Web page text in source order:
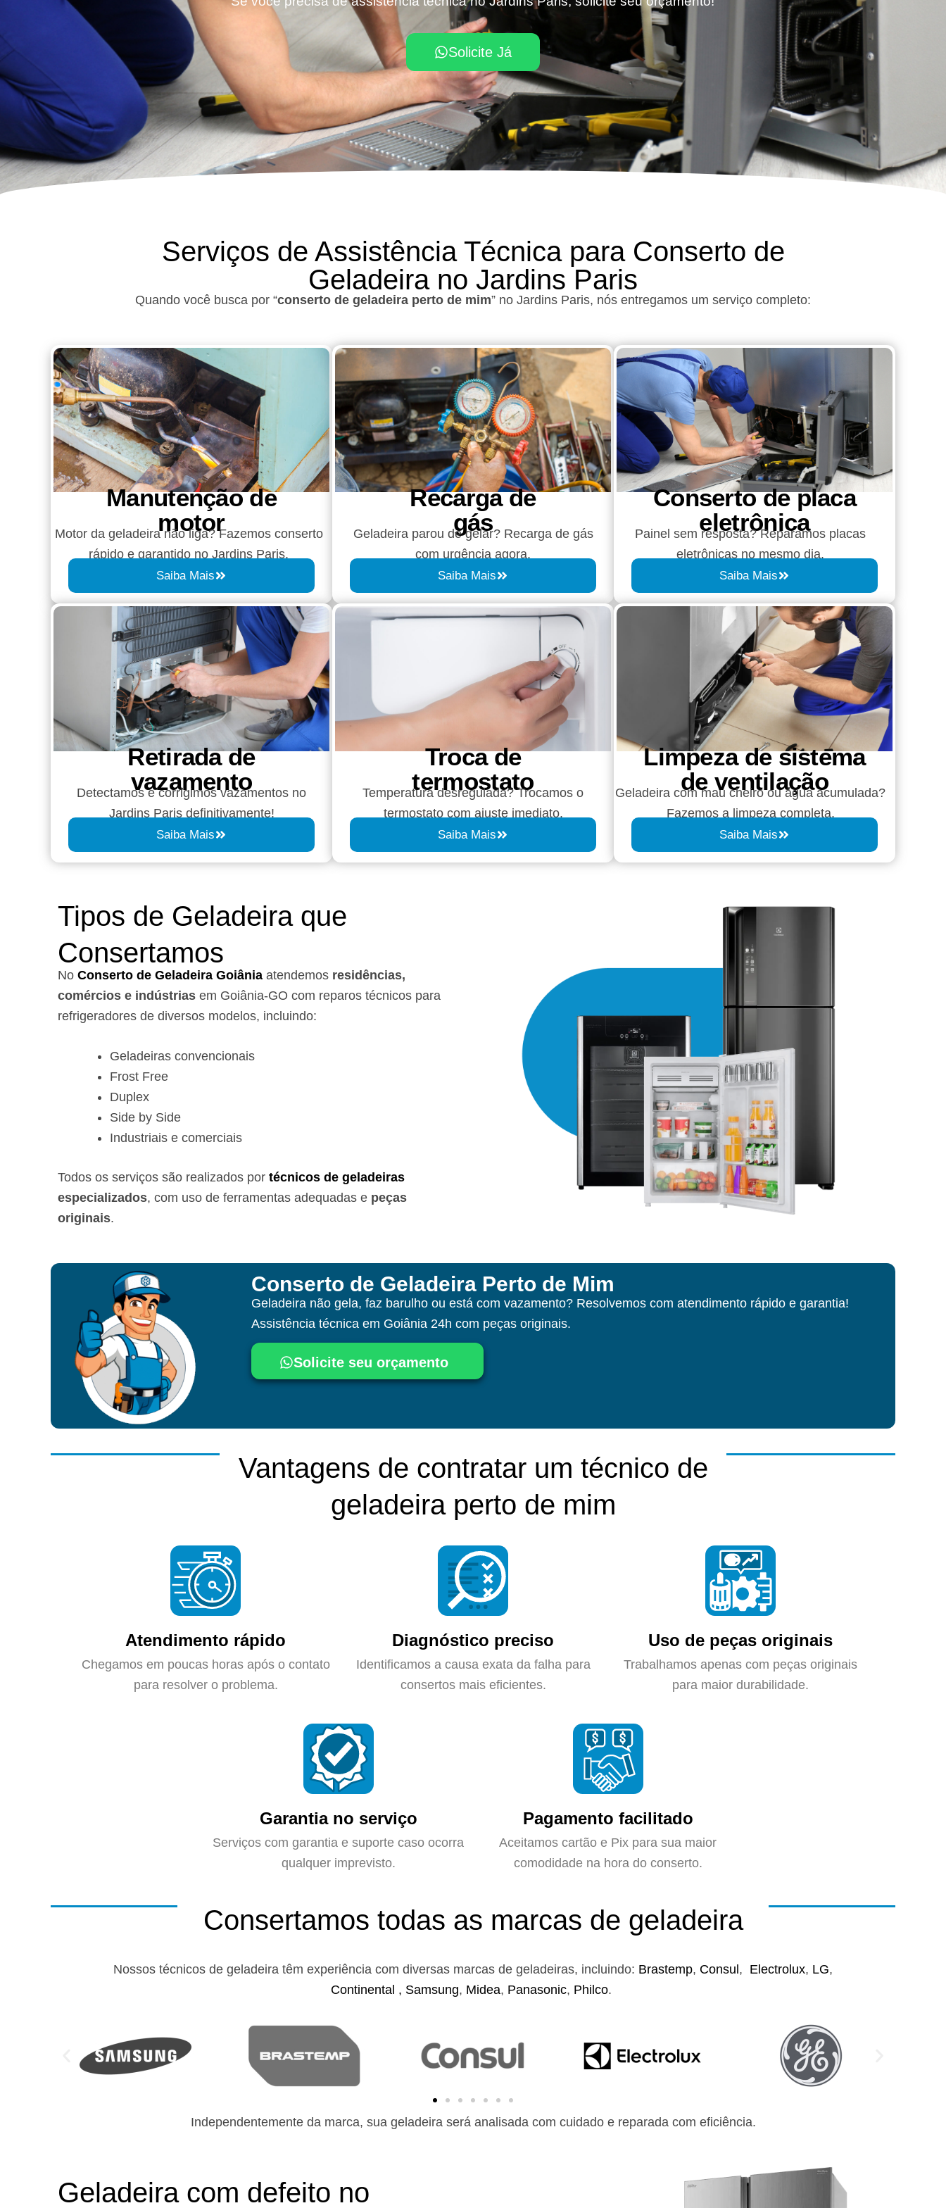
Solicite Já
Serviços de Assistência Técnica para Conserto de
Geladeira no Jardins Paris
Quando você busca por “conserto de geladeira perto de mim” no Jardins Paris, nós entregamos um serviço completo:
Manutenção de
motor
Motor da geladeira não liga? Fazemos conserto
rápido e garantido no Jardins Paris.
Saiba Mais
Recarga de
gás
Geladeira parou de gelar? Recarga de gás
com urgência agora.
Saiba Mais
Conserto de placa
eletrônica
Painel sem resposta? Reparamos placas
eletrônicas no mesmo dia.
Saiba Mais
Retirada de
vazamento​​
Detectamos e corrigimos vazamentos no
Jardins Paris definitivamente!
Saiba Mais
Troca de
termostato
Temperatura desregulada? Trocamos o
termostato com ajuste imediato.
Saiba Mais
Limpeza de sistema
de ventilação
Geladeira com mau cheiro ou água acumulada?
Fazemos a limpeza completa.
Saiba Mais
Tipos de Geladeira que
Consertamos
No Conserto de Geladeira Goiânia atendemos residências,
comércios e indústrias em Goiânia-GO com reparos técnicos para
refrigeradores de diversos modelos, incluindo:
Geladeiras convencionais
Frost Free
Duplex
Side by Side
Industriais e comerciais
Todos os serviços são realizados por técnicos de geladeiras
especializados, com uso de ferramentas adequadas e peças
originais.
Conserto de Geladeira Perto de Mim
Geladeira não gela, faz barulho ou está com vazamento? Resolvemos com atendimento rápido e garantia!
Assistência técnica em Goiânia 24h com peças originais.
Solicite seu orçamento
Vantagens de contratar um técnico de
geladeira perto de mim
Atendimento rápido
Chegamos em poucas horas após o contato
para resolver o problema.
Diagnóstico preciso
Identificamos a causa exata da falha para
consertos mais eficientes.
Uso de peças originais
Trabalhamos apenas com peças originais
para maior durabilidade.
Garantia no serviço
Serviços com garantia e suporte caso ocorra
qualquer imprevisto.
Pagamento facilitado
Aceitamos cartão e Pix para sua maior
comodidade na hora do conserto.
Consertamos todas as marcas de geladeira
Nossos técnicos de geladeira têm experiência com diversas marcas de geladeiras, incluindo: Brastemp, Consul , Electrolux, LG,
Continental , Samsung, Midea, Panasonic, Philco.
Independentemente da marca, sua geladeira será analisada com cuidado e reparada com eficiência.
Geladeira com defeito no